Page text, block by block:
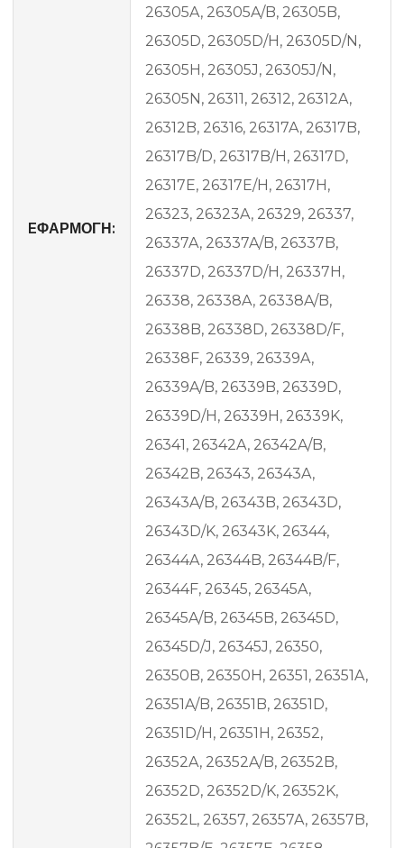
EΦΑΡΜΟΓΗ:
26305A, 26305A/B, 26305B,
26305D, 26305D/H, 26305D/N,
26305H, 26305J, 26305J/N,
26305N, 26311, 26312, 26312A,
26312B, 26316, 26317A, 26317B,
26317B/D, 26317B/H, 26317D,
26317E, 26317E/H, 26317H,
26323, 26323A, 26329, 26337,
26337A, 26337A/B, 26337B,
26337D, 26337D/H, 26337H,
26338, 26338A, 26338A/B,
26338B, 26338D, 26338D/F,
26338F, 26339, 26339A,
26339A/B, 26339B, 26339D,
26339D/H, 26339H, 26339K,
26341, 26342A, 26342A/B,
26342B, 26343, 26343A,
26343A/B, 26343B, 26343D,
26343D/K, 26343K, 26344,
26344A, 26344B, 26344B/F,
26344F, 26345, 26345A,
26345A/B, 26345B, 26345D,
26345D/J, 26345J, 26350,
26350B, 26350H, 26351, 26351A,
26351A/B, 26351B, 26351D,
26351D/H, 26351H, 26352,
26352A, 26352A/B, 26352B,
26352D, 26352D/K, 26352K,
26352L, 26357, 26357A, 26357B,